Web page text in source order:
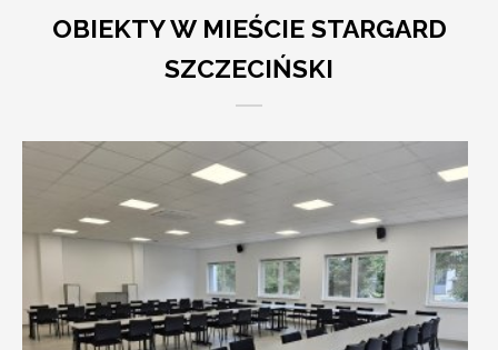
OBIEKTY W MIEŚCIE STARGARD
SZCZECIŃSKI